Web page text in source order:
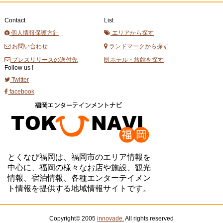
Contact
個人情報保護方針
お問い合わせ
プレスリリースの送付先
List
エリアから探す
ランドマークから探す
ホテル・旅館を探す
Follow us !
Twitter
facebook
とくなび福岡は、福岡市のエリア情報を
中心に、福岡の様々なお店や施設、観光
情報、宿泊情報、各種エンターテイメン
ト情報を提供する地域情報サイトです。
Copyright© 2005 innovade.All rights reserved